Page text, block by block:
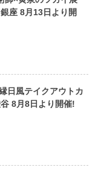
座 8月13日より開
日風テイクアウトカ
8月8日より開催!